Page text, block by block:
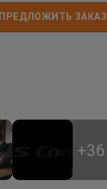
ПРЕДЛОЖИТЬ ЗАКАЗ
+36